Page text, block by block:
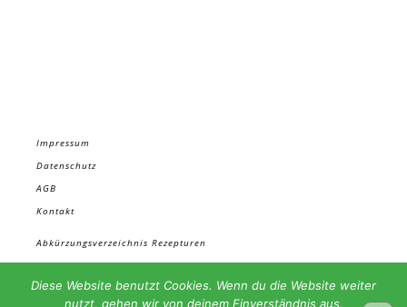
Impressum
Datenschutz
AGB
Kontakt
Abkürzungsverzeichnis Rezepturen
Materialbezug
In den Rezepten verwendete TCM Substanzen
Diese Website benutzt Cookies. Wenn du die Website weiter
nutzt, gehen wir von deinem Einverständnis aus.